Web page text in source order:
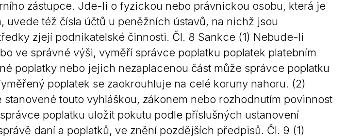
zástupce. Jde-li o fyzickou nebo právnickou osobu, která je
uvede též čísla účtů u peněžních ústavů, na nichž jsou
zjejí podnikatelské činnosti. Čl. 8 Sankce (1) Nebude-li
ve správné výši, vyměří správce poplatku poplatek platebním
poplatky nebo jejich nezaplacenou část může správce poplatku
poplatek se zaokrouhluje na celé koruny nahoru. (2)
stanovené touto vyhláškou, zákonem nebo rozhodnutím povinnost
poplatku uložit pokutu podle příslušných ustanovení
daní a poplatků, ve znění pozdějších předpisů. Čl. 9 (1)